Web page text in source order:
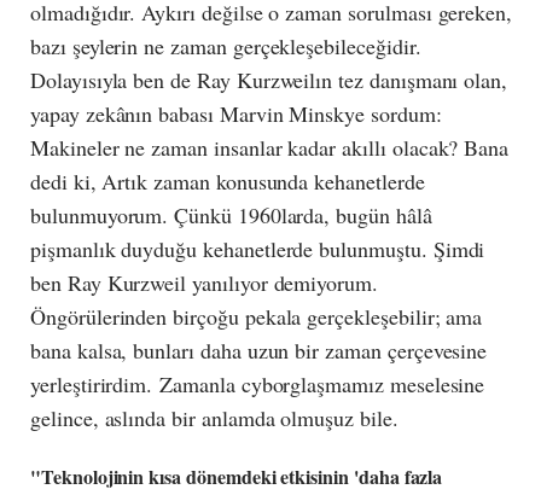
olmadığıdır. Aykırı değilse o zaman sorulması gereken,
bazı şeylerin ne zaman gerçekleşebileceğidir.
Dolayısıyla ben de Ray Kurzweilın tez danışmanı olan,
yapay zekânın babası Marvin Minskye sordum:
Makineler ne zaman insanlar kadar akıllı olacak? Bana
dedi ki, Artık zaman konusunda kehanetlerde
bulunmuyorum. Çünkü 1960larda, bugün hâlâ
pişmanlık duyduğu kehanetlerde bulunmuştu. Şimdi
ben Ray Kurzweil yanılıyor demiyorum.
Öngörülerinden birçoğu pekala gerçekleşebilir; ama
bana kalsa, bunları daha uzun bir zaman çerçevesine
yerleştirirdim.Zamanla cyborglaşmamız meselesine
gelince, aslında bir anlamda olmuşuz bile.
"Teknolojinin kısa dönemdeki etkisinin 'daha fazla